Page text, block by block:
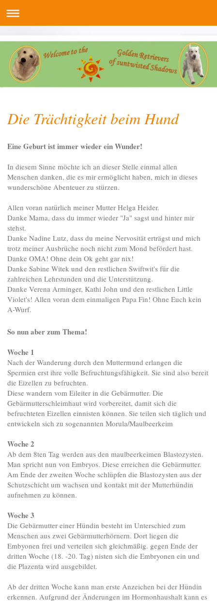
Die Trächtigkeit beim Hund
Eine Geburt ist immer wieder ein Wunder!
In diesem Sinne möchte ich an dieser Stelle einmal allen
Menschen danken, die es mir ermöglicht haben, mich in dieses
wunderschöne Abenteuer zu stürzen.
Allen voran natürlich meiner Mutter Helga Heider.
Danke Mama, dass du immer wieder "Ja" sagst und hinter mir
stehst.
Danke Nadine Lutz, dass du meine Nervosität erträgst und mich
trotz meiner Ausbrüche noch nicht zum Mond befördert hast.
Danke OMA! Ohne dein Ok geht gar nix!
Danke Sabine Witek und den restlichen Swiftwit's für die
zahlreichen Lehrstunden und die Unterstützung.
Danke Verena Arminger, Kathi John und den restlichen Little
Violet's! Allen voran dem einmaligen Papa Fin! Ohne Euch kein
A-Wurf.
So nun aber zum Thema!
Woche 1
Nach der Wanderung durch den Muttermund erlangen die
Spermien erst ihre volle Befruchtungsfähigkeit. Sie sind also bereit
die Eizellen zu befruchten.
Diese wandern vom Eileiter in die Gebärmutter. Die
Gebärmutterschleimhaut wird vorbereitet, damit sich die
befruchteten Eizellen einnisten können. Sie teilen sich täglich und
entwickeln sich zu sogenannten Morula/Maulbeerkeim
Woche 2
Ab dem 8ten Tag werden aus den maulbeerkeimen Blastozysten.
Man spricht nun von Embryos. Diese erreichen die Gebärmutter.
Am Ende der zweiten Woche schlüpfen die Blastozysten aus der
Schutzschicht um wachsen und kontakt mit der Mutterhündin
aufnehmen zu können.
Woche 3
Die Gebärmutter einer Hündin besteht im Unterschied zum
Menschen aus zwei Gebärmutterhörnern. Dort liegen die
Embyonen frei und verteilen sich gleichmäßig. gegen Ende der
dritten Woche (18. -20. Tag) nisten sich die Embryonen ein und
die Plazenta wird ausgebildet.
Ab der dritten Woche kann man erste Anzeichen bei der Hündin
erkennen. Aufgrund der Änderungen im Hormonhaushalt kann es